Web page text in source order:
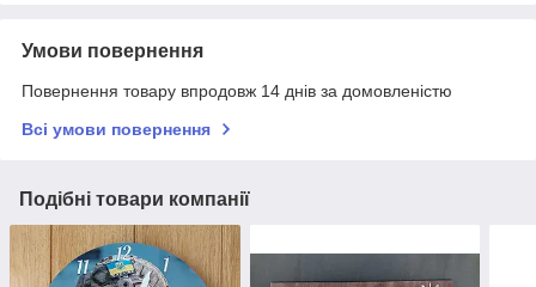
Умови повернення
Повернення товару впродовж 14 днів за домовленістю
Всі умови повернення
Подібні товари компанії